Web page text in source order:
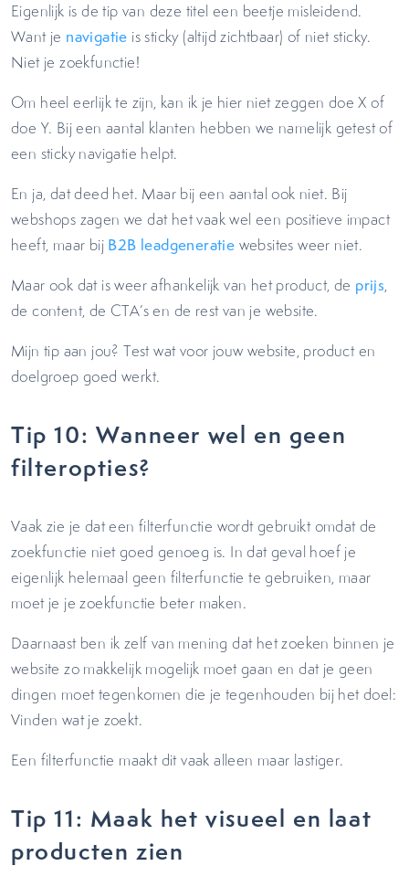
Eigenlijk is de tip van deze titel een beetje misleidend.
Want je navigatie is sticky (altijd zichtbaar) of niet sticky.
Niet je zoekfunctie!
Om heel eerlijk te zijn, kan ik je hier niet zeggen doe X of
doe Y. Bij een aantal klanten hebben we namelijk getest of
een sticky navigatie helpt.
En ja, dat deed het. Maar bij een aantal ook niet. Bij
webshops zagen we dat het vaak wel een positieve impact
heeft, maar bij B2B leadgeneratie websites weer niet.
Maar ook dat is weer afhankelijk van het product, de prijs,
de content, de CTA’s en de rest van je website.
Mijn tip aan jou? Test wat voor jouw website, product en
doelgroep goed werkt.
Tip 10: Wanneer wel en geen
filteropties?
Vaak zie je dat een filterfunctie wordt gebruikt omdat de
zoekfunctie niet goed genoeg is. In dat geval hoef je
eigenlijk helemaal geen filterfunctie te gebruiken, maar
moet je je zoekfunctie beter maken.
Daarnaast ben ik zelf van mening dat het zoeken binnen je
website zo makkelijk mogelijk moet gaan en dat je geen
dingen moet tegenkomen die je tegenhouden bij het doel:
Vinden wat je zoekt.
Een filterfunctie maakt dit vaak alleen maar lastiger.
Tip 11: Maak het visueel en laat
producten zien